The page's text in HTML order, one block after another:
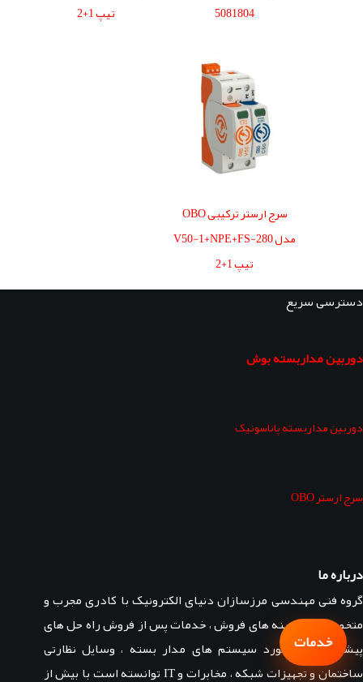
5081804
تیپ 1+2
سرج ارستر ترکیبی OBO
مدل V50-1+NPE+FS-280
تیپ 1+2
دسترسی سریع
دوربین مداربسته بوش
دوربین مداربسته پاناسونیک
سرج ارستر OBO
درباره ما
گروه فنی مهندسی مرزسازان دنیای الکترونیک با کادری مجرب و
متخصص در زمینه های فروش ، خدمات پس از فروش راه حل های
پیشنهادی در مورد سیستم های مدار بسته ، وسایل نظارتی
ساختمان و تجهیزات شبکه ، مخابرات و IT توانسته است با بیش از
خدمات